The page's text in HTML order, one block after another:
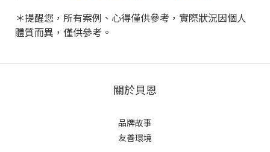
＊提醒您，所有案例、心得僅供參考，實際狀況因個人
體質而異，僅供參考。
關於貝恩
品牌故事
友善環境